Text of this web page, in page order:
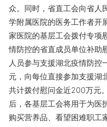
众。同时，省直工会向省人
学附属医院的医务工作者开
家医院的基层工会拨付专项
情防控的省直成员单位补助
人员参与支援湖北疫情防控
元，向每位直接参加支援湖
共计拨付慰问金近200万元
后，各基层工会将用于为医
购买营养品、看望困难职工